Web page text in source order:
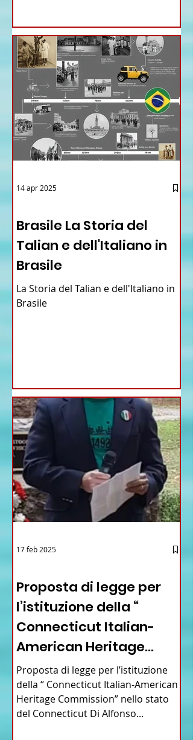
Brasile La Storia del
Talian e dell'Italiano in
Brasile
La Storia del Talian e dell'Italiano in
Brasile
14 apr 2025
Proposta di legge per
l’istituzione della “
Connecticut Italian-
American Heritage
Commission” nello stato
del Connecticut
Proposta di legge per l’istituzione
della “ Connecticut Italian-American
Heritage Commission” nello stato
del Connecticut Di Alfonso...
17 feb 2025